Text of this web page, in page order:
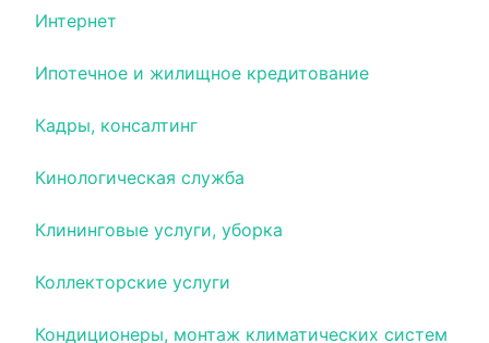
Интернет
Ипотечное и жилищное кредитование
Кадры, консалтинг
Кинологическая служба
Клининговые услуги, уборка
Коллекторские услуги
Кондиционеры, монтаж климатических систем